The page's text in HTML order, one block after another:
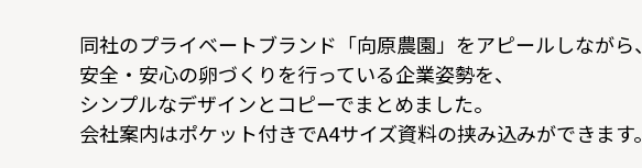
同社のプライベートブランド「向原農園」をアピールしながら、
安全・安心の卵づくりを行っている企業姿勢を、
シンプルなデザインとコピーでまとめました。
会社案内はポケット付きでA4サイズ資料の挟み込みができます。